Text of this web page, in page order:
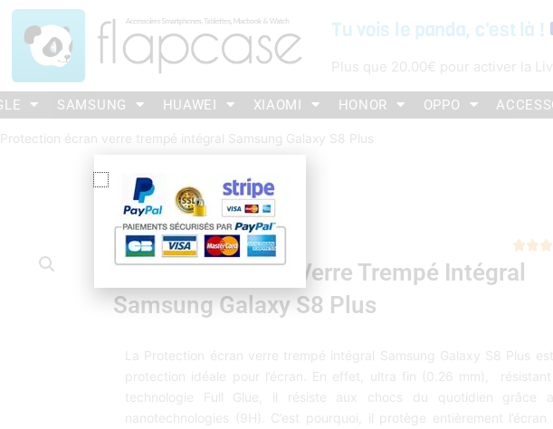
Tu vois le panda, c'est là !
Plus que 20.00€ pour activer la
SAMSUNG HUAWEI XIAOMI HONOR OPPO
écran verre trempé intégral Samsung Galaxy S8 Plus

Protection Écran Verre Trempé Intégral
Samsung Galaxy S8 Plus
La Protection écran verre trempé intégral Samsung Galaxy S8 Plus est
protection idéale pour l’écran. En effet, ultra fin (0.26 mm),
technologie Full Glue, il résiste aux chocs du quotidien grâce
nanotechnologies (9H). C’est pourquoi, il protège entièrement l’écran